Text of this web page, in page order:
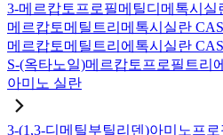
3-메르캅토프로필메틸디메톡시실
메르캅토메틸트리메톡시실란
메르캅토메틸트리에톡시실란
S-(옥타노일)메르캅토프로필트리
아미노 실란
3-(1,3-디메틸부틸리덴)아미노프